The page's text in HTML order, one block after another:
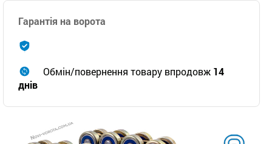
Гарантія на ворота
Обмін/повернення товару впродовж 14
днів